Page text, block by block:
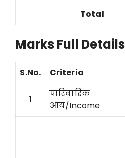
Total
Marks Full Details
S.No. Criteria
1
पारिवारिक
आय/Income